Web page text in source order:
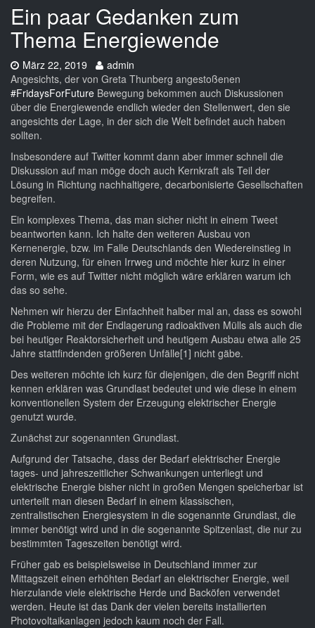
Ein paar Gedanken zum
Thema Energiewende
Datum:
März 22, 2019 Autor:
admin
Angesichts, der von Greta Thunberg angestoßenen
#FridaysForFuture Bewegung bekommen auch Diskussionen
über die Energiewende endlich wieder den Stellenwert, den sie
angesichts der Lage, in der sich die Welt befindet auch haben
sollten.
Insbesondere auf Twitter kommt dann aber immer schnell die
Diskussion auf man möge doch auch Kernkraft als Teil der
Lösung in Richtung nachhaltigere, decarbonisierte Gesellschaften
begreifen.
Ein komplexes Thema, das man sicher nicht in einem Tweet
beantworten kann. Ich halte den weiteren Ausbau von
Kernenergie, bzw. im Falle Deutschlands den Wiedereinstieg in
deren Nutzung, für einen Irrweg und möchte hier kurz in einer
Form, wie es auf Twitter nicht möglich wäre erklären warum ich
das so sehe.
Nehmen wir hierzu der Einfachheit halber mal an, dass es sowohl
die Probleme mit der Endlagerung radioaktiven Mülls als auch die
bei heutiger Reaktorsicherheit und heutigem Ausbau etwa alle 25
Jahre stattfindenden größeren Unfälle[1] nicht gäbe.
Des weiteren möchte ich kurz für diejenigen, die den Begriff nicht
kennen erklären was Grundlast bedeutet und wie diese in einem
konventionellen System der Erzeugung elektrischer Energie
genutzt wurde.
Zunächst zur sogenannten Grundlast.
Aufgrund der Tatsache, dass der Bedarf elektrischer Energie
tages- und jahreszeitlicher Schwankungen unterliegt und
elektrische Energie bisher nicht in großen Mengen speicherbar ist
unterteilt man diesen Bedarf in einem klassischen,
zentralistischen Energiesystem in die sogenannte Grundlast, die
immer benötigt wird und in die sogenannte Spitzenlast, die nur zu
bestimmten Tageszeiten benötigt wird.
Früher gab es beispielsweise in Deutschland immer zur
Mittagszeit einen erhöhten Bedarf an elektrischer Energie, weil
hierzulande viele elektrische Herde und Backöfen verwendet
werden. Heute ist das Dank der vielen bereits installierten
Photovoltaikanlagen jedoch kaum noch der Fall.